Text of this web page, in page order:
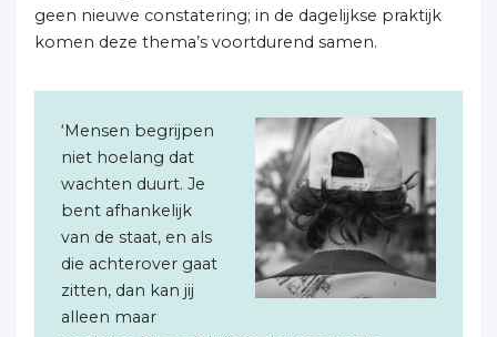
geen nieuwe constatering; in de dagelijkse praktijk
komen deze thema’s voortdurend samen.
‘Mensen begrijpen
niet hoelang dat
wachten duurt. Je
bent afhankelijk
van de staat, en als
die achterover gaat
zitten, dan kan jij
alleen maar